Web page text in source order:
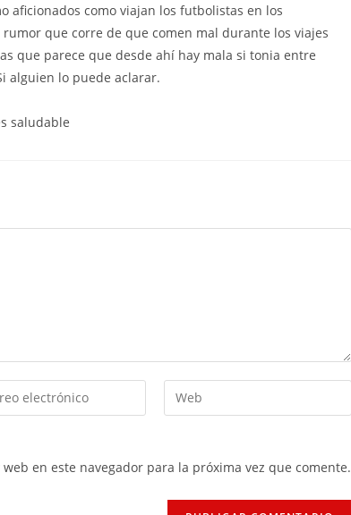
aficionados como viajan los futbolistas en los
rumor que corre de que comen mal durante los viajes
que parece que desde ahí hay mala si tonia entre
alguien lo puede aclarar.
saludable
en este navegador para la próxima vez que comente.